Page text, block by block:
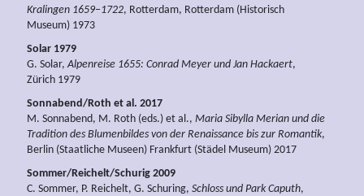
Kralingen 1659–1722, Rotterdam, Rotterdam (Historisch
Museum) 1973
Solar 1979
G. Solar,Alpenreise 1655: Conrad Meyer und Jan Hackaert,
Zürich 1979
Sonnabend/Roth et al. 2017
M. Sonnabend, M. Roth (eds.) et al., Maria Sibylla Merian und die
Tradition des Blumenbildes von der Renaissance bis zur Romantik,
Berlin (Staatliche Museen) Frankfurt (Städel Museum) 2017
Sommer/Reichelt/Schurig 2009
C. Sommer, P. Reichelt, G. Schuring, Schloss und Park Caputh,